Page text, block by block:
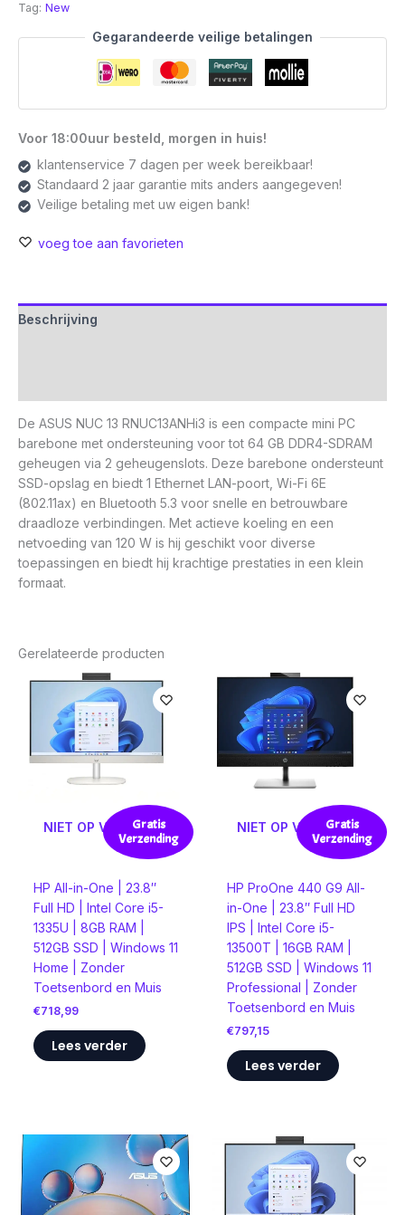
Tag: New
Gegarandeerde veilige betalingen
Voor 18:00uur besteld, morgen in huis!
klantenservice 7 dagen per week bereikbaar!
Standaard 2 jaar garantie mits anders aangegeven!
Veilige betaling met uw eigen bank!
voeg toe aan favorieten
Beschrijving
De ASUS NUC 13 RNUC13ANHi3 is een compacte mini PC
barebone met ondersteuning voor tot 64 GB DDR4-SDRAM
geheugen via 2 geheugenslots. Deze barebone ondersteunt
SSD-opslag en biedt 1 Ethernet LAN-poort, Wi-Fi 6E
(802.11ax) en Bluetooth 5.3 voor snelle en betrouwbare
draadloze verbindingen. Met actieve koeling en een
netvoeding van 120 W is hij geschikt voor diverse
toepassingen en biedt hij krachtige prestaties in een klein
formaat.
Gerelateerde producten
Gratis
Verzending
NIET OP VOORRAAD
HP All-in-One | 23.8″
Full HD | Intel Core i5-
1335U | 8GB RAM |
512GB SSD | Windows 11
Home | Zonder
Toetsenbord en Muis
€718,99
Lees verder
Gratis
Verzending
NIET OP VOORRAAD
HP ProOne 440 G9 All-
in-One | 23.8″ Full HD
IPS | Intel Core i5-
13500T | 16GB RAM |
512GB SSD | Windows 11
Professional | Zonder
Toetsenbord en Muis
€797,15
Lees verder